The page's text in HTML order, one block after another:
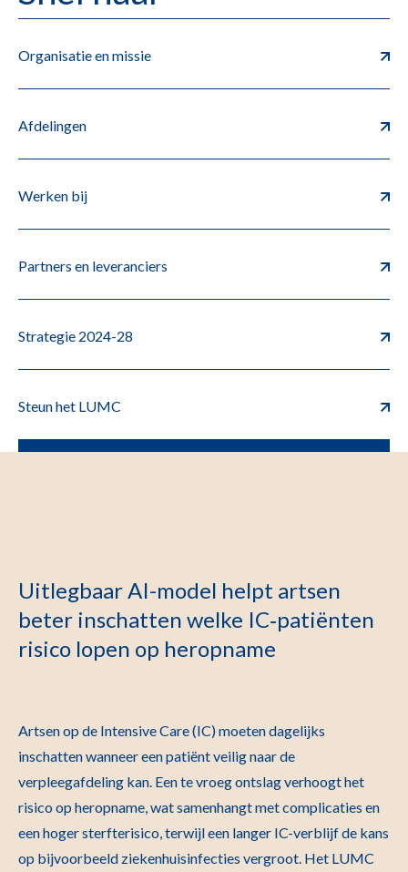
Organisatie en missie
Afdelingen
Werken bij
Partners en leveranciers
Strategie 2024-28
Steun het LUMC
Uitlegbaar AI-model helpt artsen
beter inschatten welke IC‑patiënten
risico lopen op heropname
Artsen op de Intensive Care (IC) moeten dagelijks
inschatten wanneer een patiënt veilig naar de
verpleegafdeling kan. Een te vroeg ontslag verhoogt het
risico op heropname, wat samenhangt met complicaties en
een hoger sterfterisico, terwijl een langer IC-verblijf de kans
op bijvoorbeeld ziekenhuisinfecties vergroot. Het LUMC